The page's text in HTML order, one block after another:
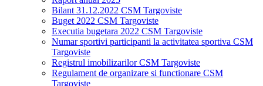
Bilant 31.12.2022 CSM Targoviste
Buget 2022 CSM Targoviste
Executia bugetara 2022 CSM Targoviste
Numar sportivi participanti la activitatea sportiva CSM
Targoviste
Registrul imobilizarilor CSM Targoviste
Regulament de organizare si functionare CSM
Targoviste